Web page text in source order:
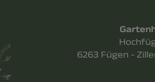
6263 Fügen -